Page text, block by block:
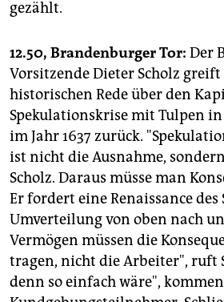
gezählt.
12.50, Brandenburger Tor: Der
Vorsitzende Dieter Scholz
historischen Rede über den
Spekulationskrise mit Tulpen
im Jahr 1637 zurück.
ist nicht die Ausnahme,
Scholz. Daraus müsse man
Er fordert eine Renaissance
Umverteilung von oben nach
Vermögen müssen die
tragen, nicht die Arbeiter", ruft
denn so einfach wäre",